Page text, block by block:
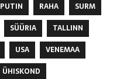
PUTIN RAHA
SURM
SÜÜRIA
TALLINN
USA
VENEMAA
ÜHISKOND